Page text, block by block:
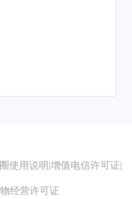
使用说明 增值电信许可证
经营许可证